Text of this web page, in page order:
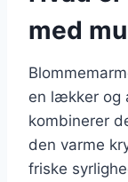
med
en lækker og
kombinerer
den varme
friske